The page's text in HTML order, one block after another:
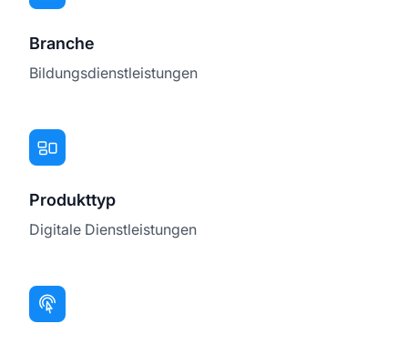
Branche
Bildungsdienstleistungen
Produkttyp
Digitale Dienstleistungen